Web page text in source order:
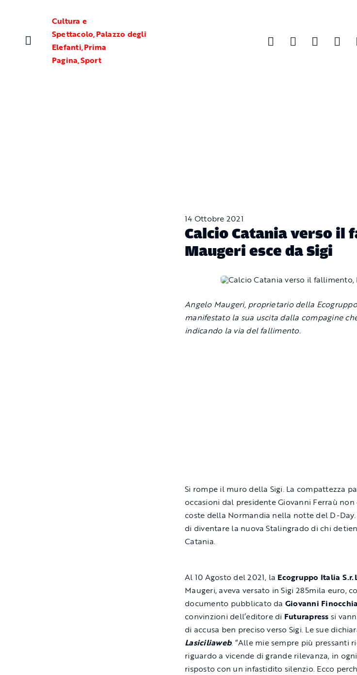
Cultura e
Spettacolo,Palazzo degli
Elefanti,Prima
Pagina,Sport
14 Ottobre 2021
Calcio Catania verso il
Maugeri esce da Sigi
Angelo Maugeri, proprietario della Ecogruppo
manifestato la sua uscita dalla compagine
indicando la via del fallimento.
Si rompe il muro della Sigi. La compattezza
occasioni dal presidente Giovanni Ferraù
coste della Normandia nella notte del D-Day.
di diventare la nuova Stalingrado di chi
Catania.
Al 10 Agosto del 2021, la Ecogruppo Italia
Maugeri, aveva versato in Sigi 285mila euro,
documento pubblicato da Giovanni
convinzioni dell’editore di Futurapress si
di accusa ben preciso verso Sigi. Le sue
Lasiciliaweb. “Alle mie sempre più pressanti
riguardo a vicende di grande rilevanza, in
risposto con un infastidito silenzio. Ecco